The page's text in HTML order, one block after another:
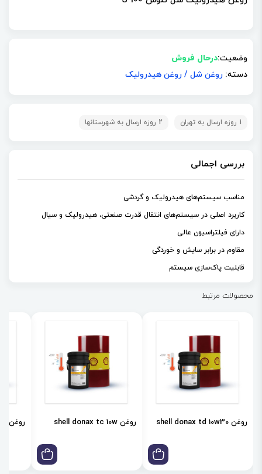
وضعیت:درحال فروش
دسته: روغن شل / روغن هیدرولیک
1 روزه ارسال به تهران 2 روزه ارسال به شهرستانها
بررسی اجمالی
مناسب سیستم‌های هیدرولیک و گردشی
کاربرد اصلی در سیستم‌های انتقال قدرت صنعتی، هیدرولیک و سیال
دارای فیلتراسیون عالی
مقاوم در برابر سایش و خوردگی
قابلیت پاک‌سازی سیستم
محصولات مرتبط
روغن shell donax td 10w30 روغن shell donax tc 10w روغن shell donax td 85w